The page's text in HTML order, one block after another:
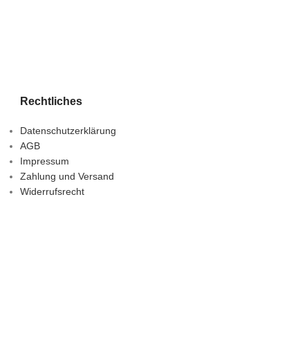
Rechtliches
Datenschutzerklärung
AGB
Impressum
Zahlung und Versand
Widerrufsrecht